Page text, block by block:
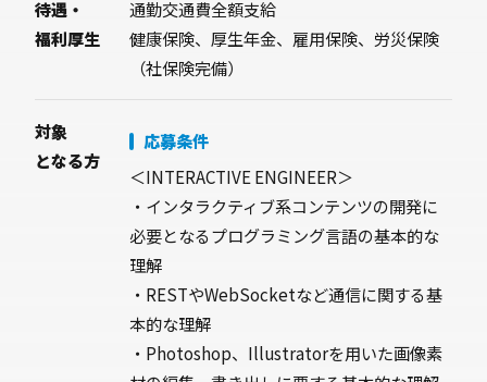
待遇・
福利厚生
通勤交通費全額支給
健康保険、厚生年金、雇用保険、労災保険
（社保険完備）
対象
となる方
応募条件
＜INTERACTIVE ENGINEER＞
・インタラクティブ系コンテンツの開発に
必要となるプログラミング言語の基本的な
理解
・RESTやWebSocketなど通信に関する基
本的な理解
・Photoshop、Illustratorを用いた画像素